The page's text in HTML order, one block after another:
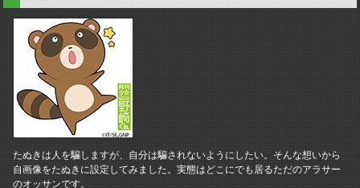
たぬきは人を騙しますが、自分は騙されないようにしたい。そんな想いから
自画像をたぬきに設定してみました。実態はどこにでも居るただのアラサー
のオッサンです。